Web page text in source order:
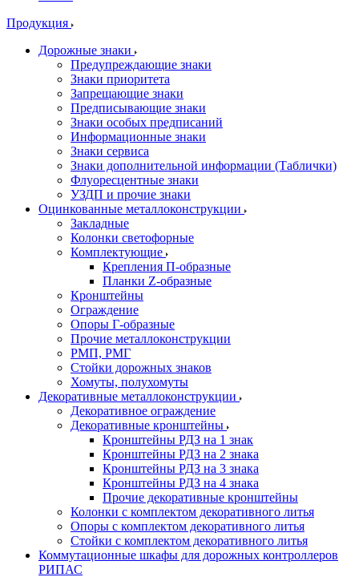
Продукция
Дорожные знаки
Предупреждающие знаки
Знаки приоритета
Запрещающие знаки
Предписывающие знаки
Знаки особых предписаний
Информационные знаки
Знаки сервиса
Знаки дополнительной информации (Таблички)
Флуоресцентные знаки
УЗДП и прочие знаки
Оцинкованные металлоконструкции
Закладные
Колонки светофорные
Комплектующие
Крепления П-образные
Планки Z-образные
Кронштейны
Ограждение
Опоры Г-образные
Прочие металлоконструкции
РМП, РМГ
Стойки дорожных знаков
Хомуты, полухомуты
Декоративные металлоконструкции
Декоративное ограждение
Декоративные кронштейны
Кронштейны РДЗ на 1 знак
Кронштейны РДЗ на 2 знака
Кронштейны РДЗ на 3 знака
Кронштейны РДЗ на 4 знака
Прочие декоративные кронштейны
Колонки с комплектом декоративного литья
Опоры с комплектом декоративного литья
Стойки с комплектом декоративного литья
Коммутационные шкафы для дорожных контроллеров
РИПАС